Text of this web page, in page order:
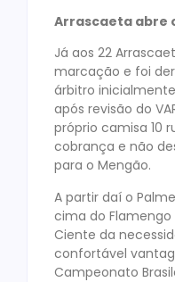
Arrascaeta abre
Já aos 22
marcação e foi
árbitro
após revisão do
próprio camisa 10
cobrança e não
para o Mengão.
A partir daí o
cima do
Ciente da
confortável
Campeonato